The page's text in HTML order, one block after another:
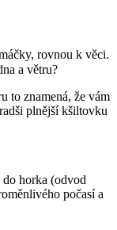
rovnou k věci.
a větru?
to znamená, že vám
plnější kšiltovku
horka (odvod
počasí a